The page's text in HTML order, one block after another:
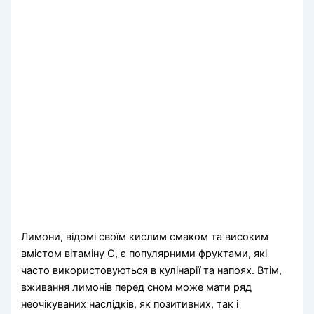
Лимони, відомі своїм кислим смаком та високим
вмістом вітаміну С, є популярними фруктами, які
часто використовуються в кулінарії та напоях. Втім,
вживання лимонів перед сном може мати ряд
неочікуваних наслідків, як позитивних, так і